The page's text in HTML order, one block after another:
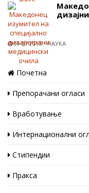
09.07.2015 НАУКА
Почетна
Препорачани огласи
Вработување
Интернационални
Стипендии
Пракса